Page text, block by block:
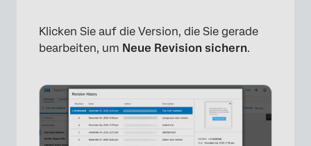
Klicken Sie auf die Version, die Sie gerade
bearbeiten, um Neue Revision sichern.